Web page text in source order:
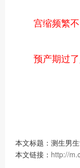
宫缩频繁
预产期过
本文标题：测生男
本文链接： http://